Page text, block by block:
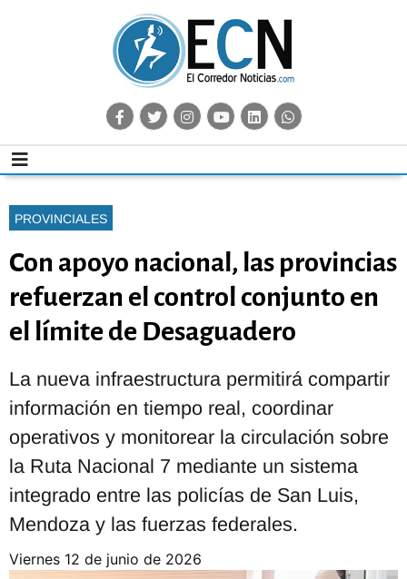
PROVINCIALES
Con apoyo nacional, las provincias
refuerzan el control conjunto en
el límite de Desaguadero
La nueva infraestructura permitirá compartir
información en tiempo real, coordinar
operativos y monitorear la circulación sobre
la Ruta Nacional 7 mediante un sistema
integrado entre las policías de San Luis,
Mendoza y las fuerzas federales.
viernes 12 de junio de 2026